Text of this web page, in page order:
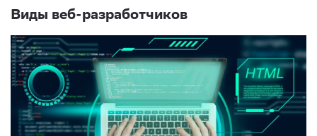
Виды веб-разработчиков